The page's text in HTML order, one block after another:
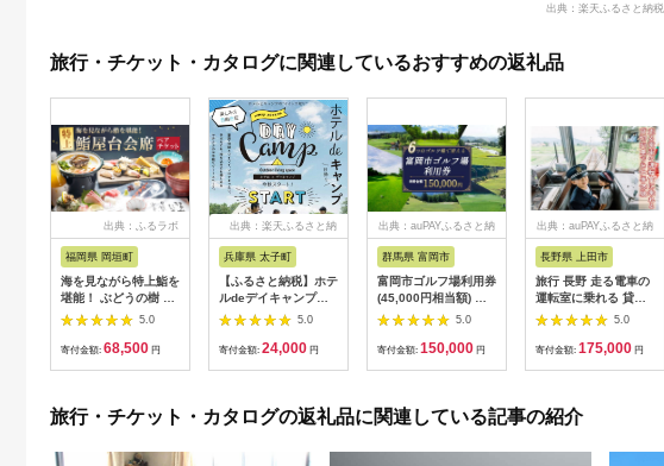
出典：楽天ふるさと納税
旅行・チケット・カタログに関連しているおすすめの返礼品
出典：ふるラボ
福岡県 岡垣町
海を見ながら特上鮨を
堪能！ ぶどうの樹 鮨
屋台ペア お食事券 海
鮮 海 屋台 食事 ペア
福岡県 岡垣町
5.0
寄付金額: 68,500 円
出典：楽天ふるさと納
兵庫県 太子町
【ふるさと納税】ホテ
ルdeデイキャンプ体
験チケット
【1364991】
5.0
寄付金額: 24,000 円
出典：auPAYふるさと納
群馬県 富岡市
富岡市ゴルフ場利用券
(45,000円相当額) ゴ
ルフ チケット 平日 土
日 祝日 プレー券 関東
群馬県 首都圏 F20E-
5.0
寄付金額: 150,000 円
出典：auPAYふるさと納
長野県 上田市
旅行 長野 走る電車の
運転室に乗れる 貸切
列車でお仕事体験 体
験 チケット 電車 鉄道
列車 サービス 子供 子
5.0
寄付金額: 175,000 円
旅行・チケット・カタログの返礼品に関連している記事の紹介